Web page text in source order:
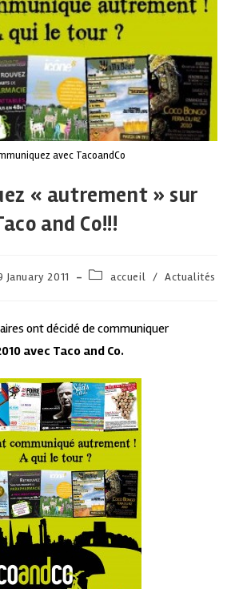
avec TacoandCo
« autrement » sur
and Co!!!
January 2011 accueil / Actualités
ont décidé de communiquer
avec Taco and Co.